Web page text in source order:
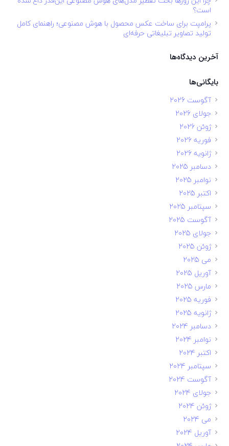
است؟
پرامپت برای ساخت عکس محصول با هوش مصنوعی؛ راهنمای کامل
تولید تصاویر تبلیغاتی حرفه‌ای
آخرین دیدگاه‌ها
بایگانی‌ها
آگوست 2026
جولای 2026
ژوئن 2026
فوریه 2026
ژانویه 2026
دسامبر 2025
نوامبر 2025
اکتبر 2025
سپتامبر 2025
آگوست 2025
جولای 2025
ژوئن 2025
می 2025
آوریل 2025
مارس 2025
فوریه 2025
ژانویه 2025
دسامبر 2024
نوامبر 2024
اکتبر 2024
سپتامبر 2024
آگوست 2024
جولای 2024
ژوئن 2024
می 2024
آوریل 2024